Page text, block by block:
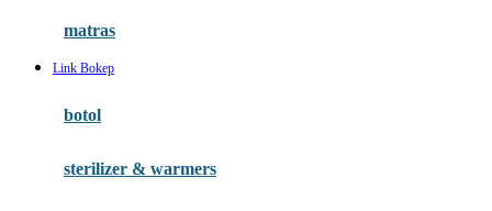
Hauck
Havaianas
Hybrid
matras
Link Bokep
botol
sterilizer & warmers